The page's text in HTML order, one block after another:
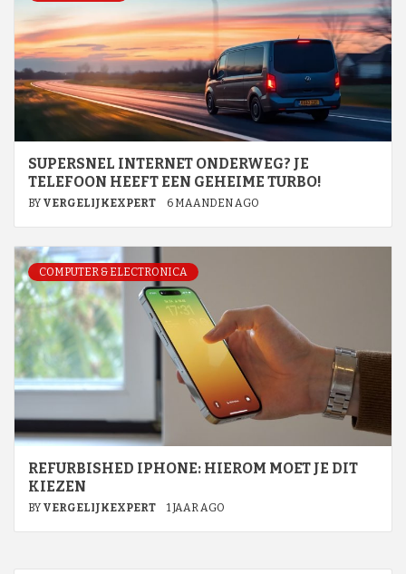
SUPERSNEL INTERNET ONDERWEG? JE
TELEFOON HEEFT EEN GEHEIME TURBO!
BY VERGELIJKEXPERT 6 MAANDEN AGO
COMPUTER & ELECTRONICA
REFURBISHED IPHONE: HIEROM MOET JE DIT
KIEZEN
BY VERGELIJKEXPERT 1 JAAR AGO